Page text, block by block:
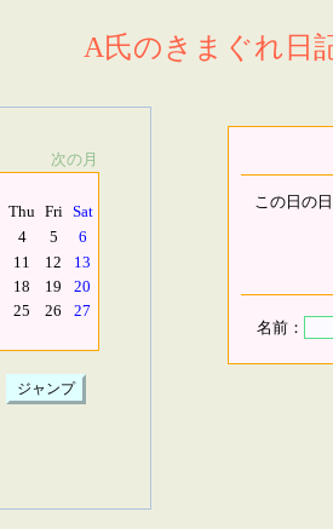
A氏のきまぐれ日
次の月
Thu Fri Sat
4 5
6
11 12
13
18 19
20
25 26
27
この日の
名前：